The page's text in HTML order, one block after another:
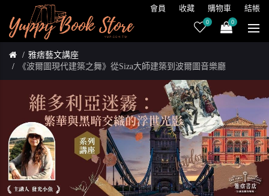
會員 收藏 購物車 結帳
0 0
雅痞藝文講座
《波爾圖現代建築之舞》從Siza大師建築到波爾圖音樂廳